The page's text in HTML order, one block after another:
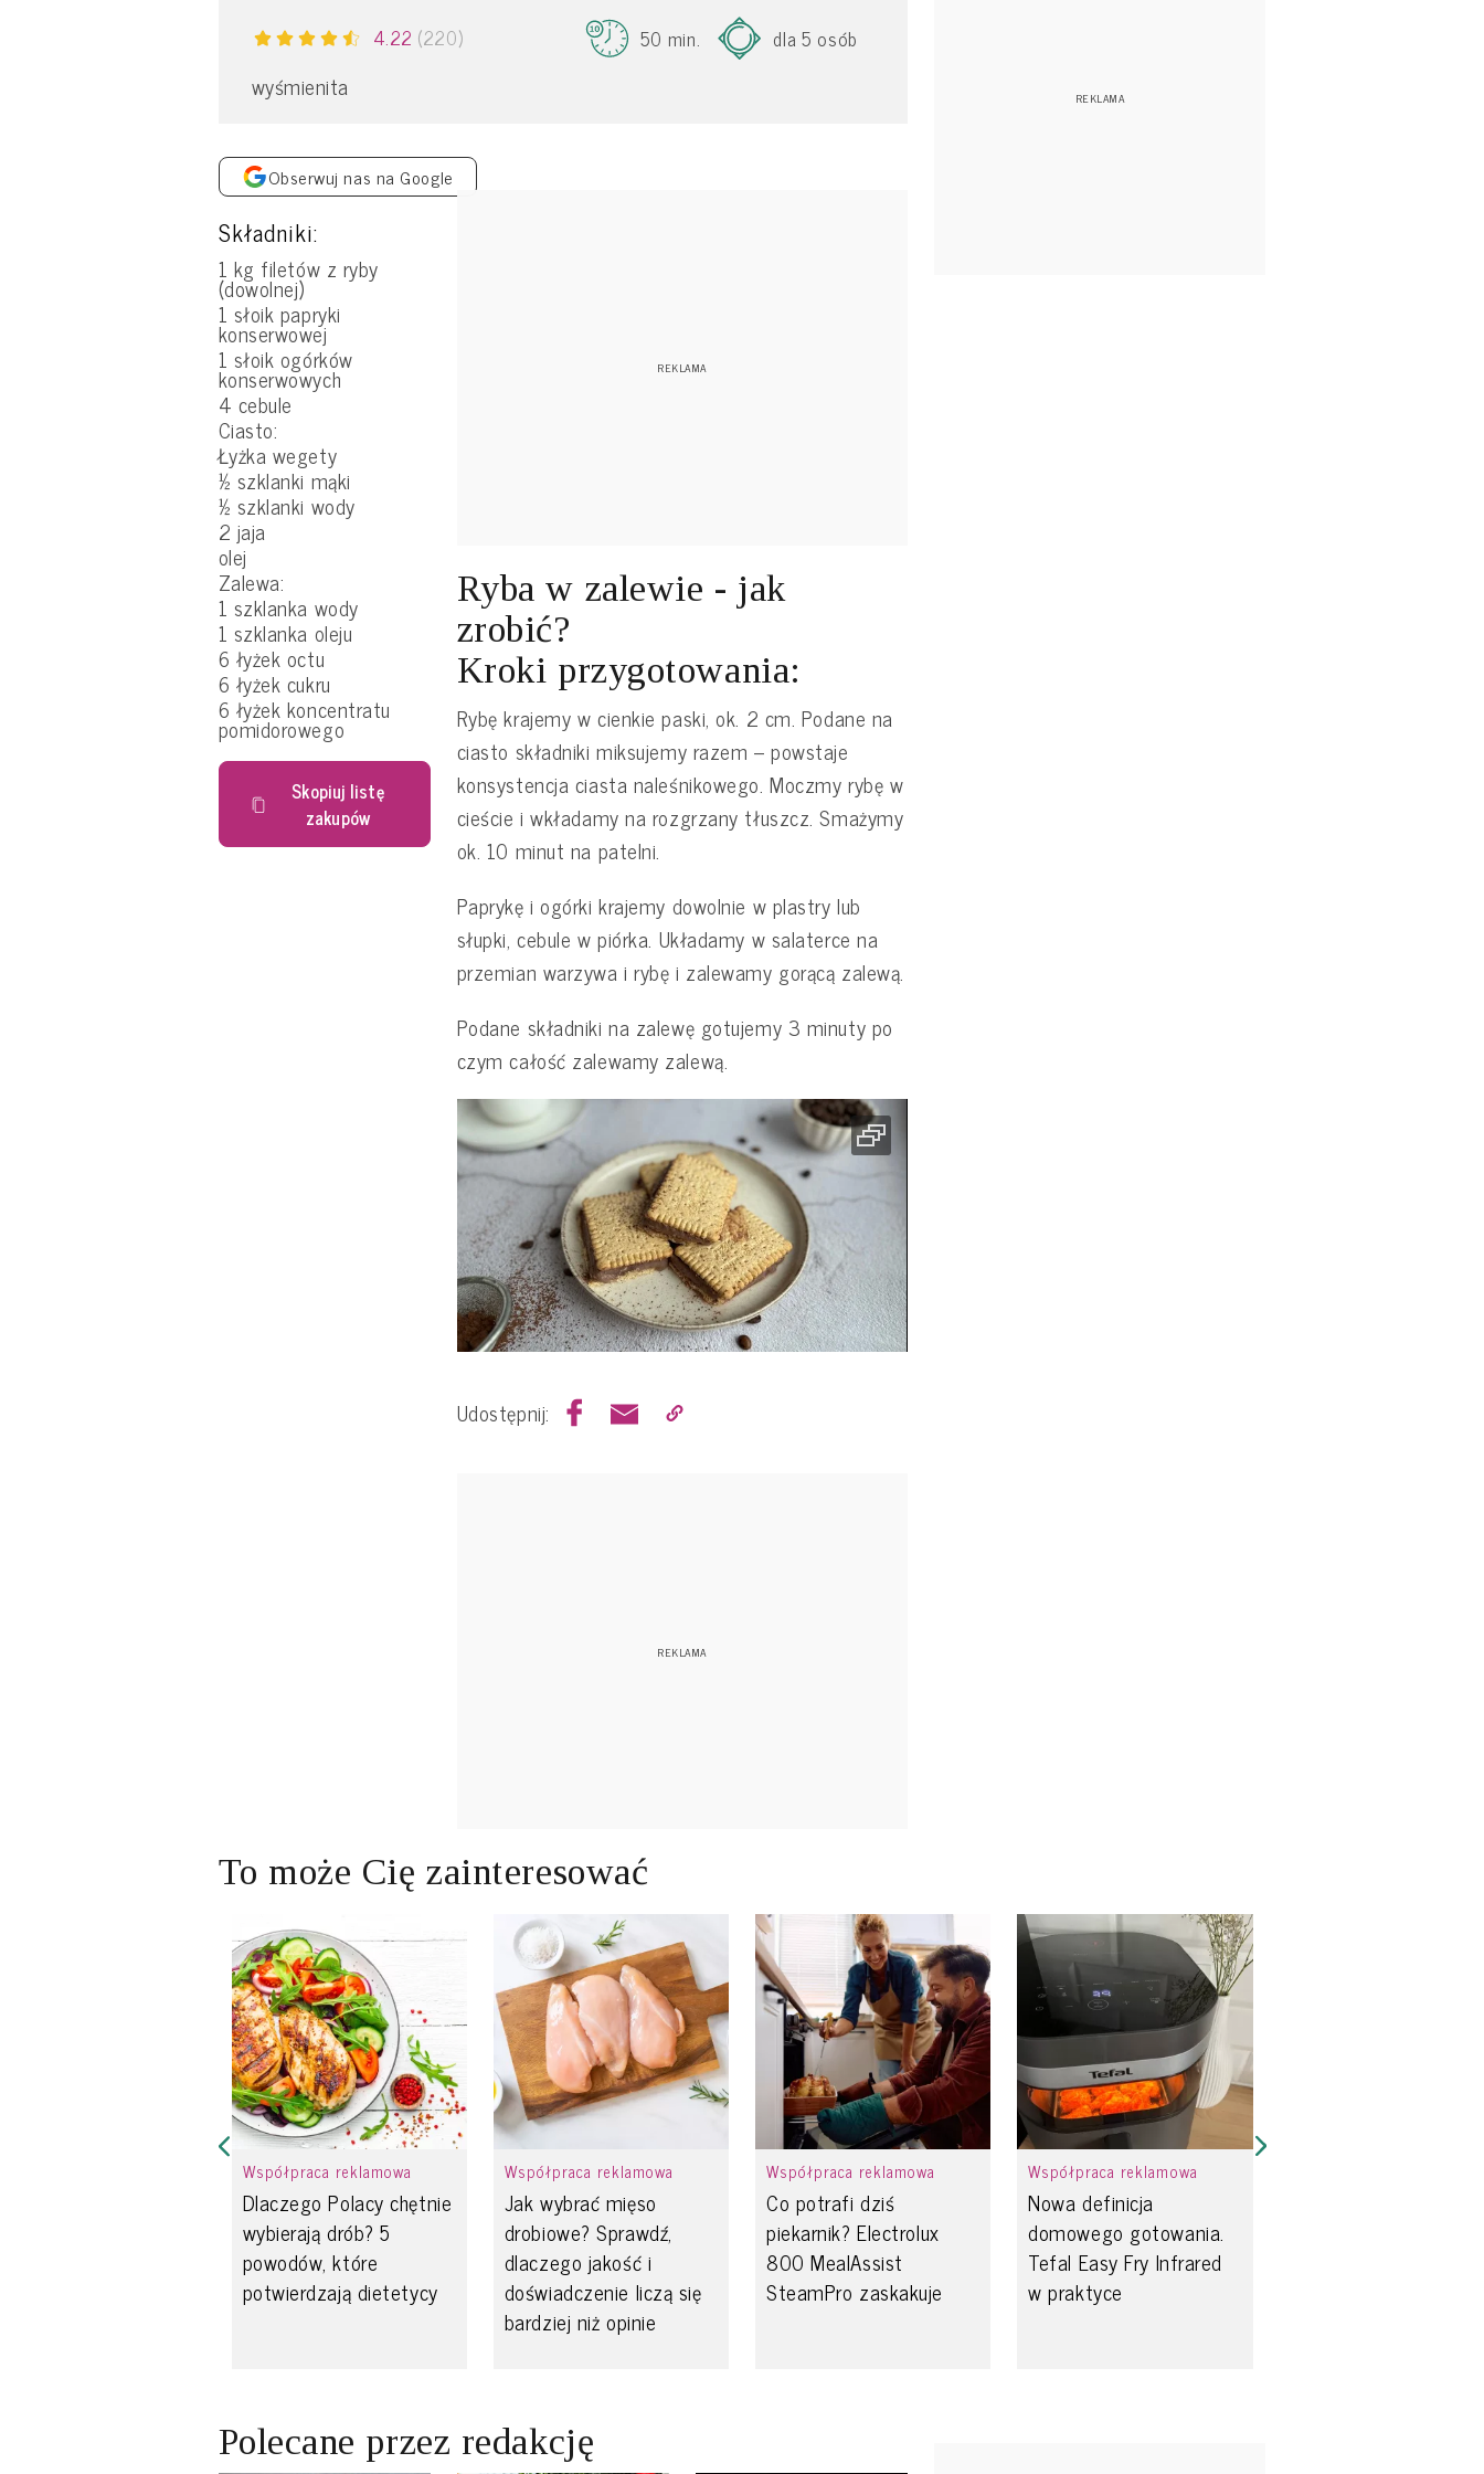
4.22 (220) 50 min. dla 5 osób
wyśmienita
Obserwuj nas na Google
Składniki:
1 kg filetów z ryby
(dowolnej)
1 słoik papryki
konserwowej
1 słoik ogórków
konserwowych
4 cebule
Ciasto:
Łyżka wegety
½ szklanki mąki
½ szklanki wody
2 jaja
olej
Zalewa:
1 szklanka wody
1 szklanka oleju
6 łyżek octu
6 łyżek cukru
6 łyżek koncentratu
pomidorowego
Skopiuj listę
zakupów
Ryba w zalewie - jak
zrobić?
Kroki przygotowania:
Rybę krajemy w cienkie paski, ok. 2 cm. Podane na
ciasto składniki miksujemy razem – powstaje
konsystencja ciasta naleśnikowego. Moczmy rybę w
cieście i wkładamy na rozgrzany tłuszcz. Smażymy
ok. 10 minut na patelni.
Paprykę i ogórki krajemy dowolnie w plastry lub
słupki, cebule w piórka. Układamy w salaterce na
przemian warzywa i rybę i zalewamy gorącą zalewą.
Podane składniki na zalewę gotujemy 3 minuty po
czym całość zalewamy zalewą.
Udostępnij:
To może Cię zainteresować
Współpraca reklamowa
Dlaczego Polacy chętnie
wybierają drób? 5
powodów, które
potwierdzają dietetycy
Współpraca reklamowa
Jak wybrać mięso
drobiowe? Sprawdź,
dlaczego jakość i
doświadczenie liczą się
bardziej niż opinie
Współpraca reklamowa
Co potrafi dziś
piekarnik? Electrolux
800 MealAssist
SteamPro zaskakuje
Współpraca reklamowa
Nowa definicja
domowego gotowania.
Tefal Easy Fry Infrared
w praktyce
Polecane przez redakcję